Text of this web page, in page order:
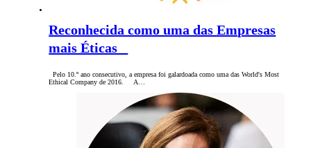
Reconhecida como uma das Empresas
mais Éticas
Pelo 10.º ano consecutivo, a empresa foi galardoada como uma das World's Most
Ethical Company de 2016. A…